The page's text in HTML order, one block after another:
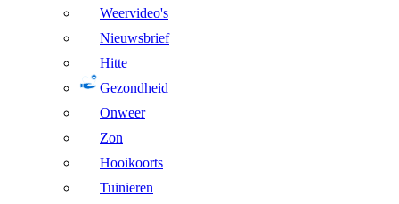
Weervideo's
Nieuwsbrief
Hitte
Gezondheid
Onweer
Zon
Hooikoorts
Tuinieren